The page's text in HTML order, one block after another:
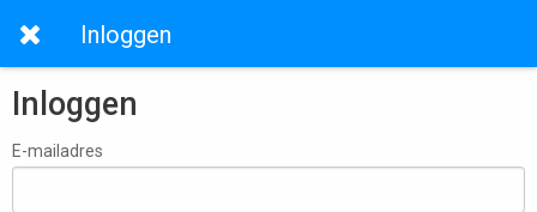
Inloggen
Inloggen
E-mailadres